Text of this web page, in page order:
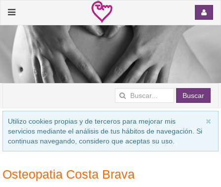
Buscar
Utilizo cookies propias y de terceros para mejorar mis
servicios mediante el análisis de tus hábitos de navegación. Si
continuas navegando, considero que aceptas su uso.
Osteopatia Costa Brava